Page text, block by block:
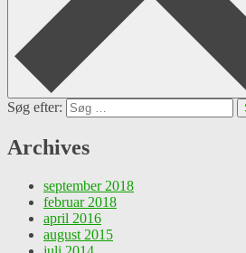
Søg efter:
Archives
september 2018
februar 2018
april 2016
august 2015